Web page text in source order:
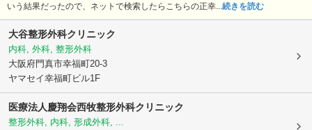
いう結果だったので、ネットで検索したらこちらの正幸...続きを読む
大谷整形外科クリニック
内科, 外科, 整形外科
大阪府門真市幸福町20-3
ヤマセイ幸福町ビル1F
医療法人慶翔会西牧整形外科クリニック
整形外科, 内科, 形成外科, ...